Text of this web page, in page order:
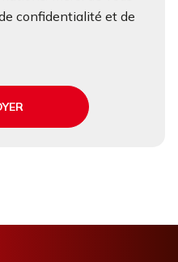
confidentialité et de